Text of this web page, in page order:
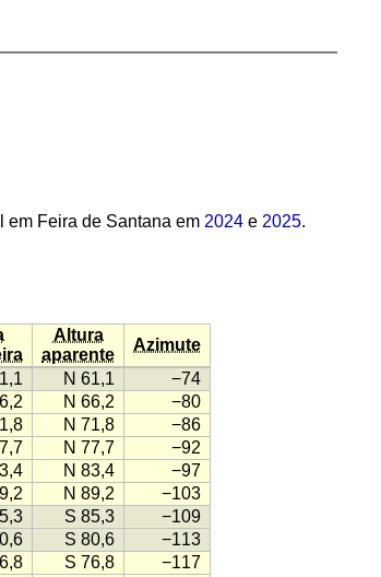
em Feira de Santana em 2024 e 2025.
Altura
aparente
Azimute
N 61,1
−74
N 66,2
−80
N 71,8
−86
N 77,7
−92
N 83,4
−97
N 89,2
−103
S 85,3
−109
S 80,6
−113
S 76,8
−117